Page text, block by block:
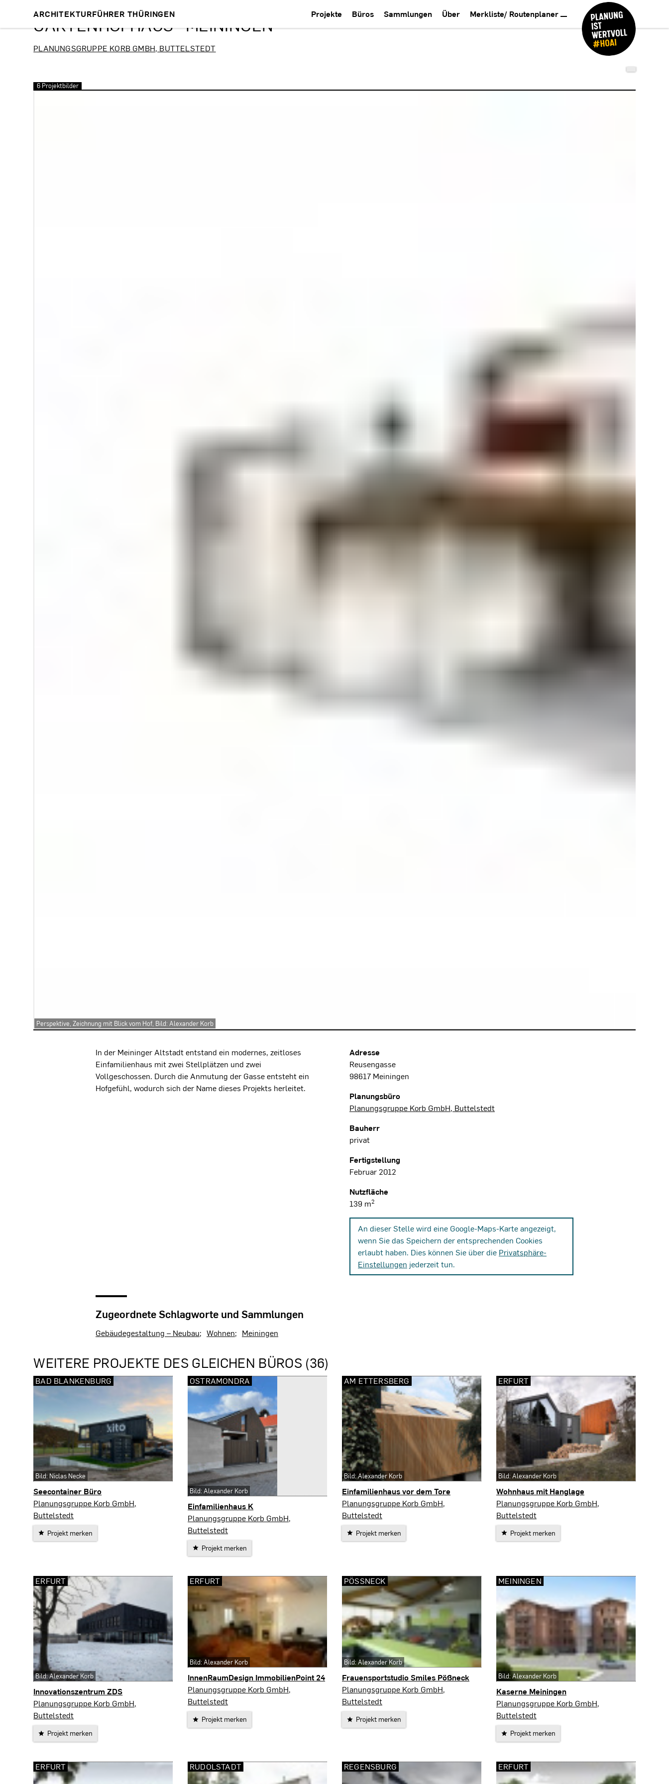
ARCHITEKTURFÜHRER THÜRINGEN Projekte Büros Sammlungen Über Merkliste/ Routenplaner
GARTENHOFHAUS · MEININGEN
PLANUNGSGRUPPE KORB GMBH, BUTTELSTEDT
6 Projektbilder
Perspektive, Zeichnung mit Blick vom Hof, Bild: Alexander Korb
Projektbeschreibung
In der Meininger Altstadt entstand ein modernes, zeitloses
Einfamilienhaus mit zwei Stellplätzen und zwei
Vollgeschossen. Durch die Anmutung der Gasse entsteht ein
Hofgefühl, wodurch sich der Name dieses Projekts herleitet.
Projektdaten
Adresse
Reusengasse
98617 Meiningen
Planungsbüro
Planungsgruppe Korb GmbH, Buttelstedt
Bauherr
privat
Fertigstellung
Februar 2012
Nutzfläche
139 m2
An dieser Stelle wird eine Google-Maps-Karte angezeigt,
wenn Sie das Speichern der entsprechenden Cookies
erlaubt haben. Dies können Sie über die Privatsphäre-
Einstellungen jederzeit tun.
Zugeordnete Schlagworte und Sammlungen
Gebäudegestaltung – Neubau Wohnen Meiningen
WEITERE PROJEKTE DES GLEICHEN BÜROS (36)
Seecontainer Büro
Bad Blankenburg
Planungsgruppe Korb GmbH,
Buttelstedt
Projekt merken
BAD BLANKENBURG
Bild: Niclas Necke
Einfamilienhaus K
Ostramondra
Planungsgruppe Korb GmbH,
Buttelstedt
Projekt merken
OSTRAMONDRA
Bild: Alexander Korb
Einfamilienhaus vor dem Tore
Am Ettersberg
Planungsgruppe Korb GmbH,
Buttelstedt
Projekt merken
AM ETTERSBERG
Bild: Alexander Korb
Wohnhaus mit Hanglage
Erfurt
Planungsgruppe Korb GmbH,
Buttelstedt
Projekt merken
ERFURT
Bild: Alexander Korb
Innovationszentrum ZDS
Erfurt
Planungsgruppe Korb GmbH,
Buttelstedt
Projekt merken
ERFURT
Bild: Alexander Korb
InnenRaumDesign ImmobilienPoint 24
Erfurt
Planungsgruppe Korb GmbH,
Buttelstedt
Projekt merken
ERFURT
Bild: Alexander Korb
Frauensportstudio Smiles Pößneck
Pößneck
Planungsgruppe Korb GmbH,
Buttelstedt
Projekt merken
PÖSSNECK
Bild: Alexander Korb
Kaserne Meiningen
Meiningen
Planungsgruppe Korb GmbH,
Buttelstedt
Projekt merken
MEININGEN
Bild: Alexander Korb
ERFURT RUDOLSTADT REGENSBURG ERFURT